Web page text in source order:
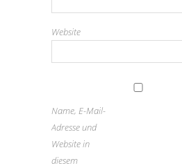
Website
Name, E-Mail-
Adresse und
Website in
diesem